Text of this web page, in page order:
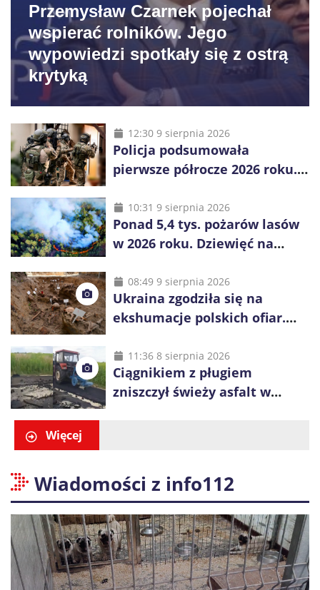
Przemysław Czarnek pojechał
wspierać rolników. Jego
wypowiedzi spotkały się z ostrą
krytyką
12:30 9 sierpnia 2026
Policja podsumowała
pierwsze półrocze 2026 roku.
zabezpieczonych narkotyków
10:31 9 sierpnia 2026
Ponad 5,4 tys. pożarów lasów
w 2026 roku. Dziewięć na
08:49 9 sierpnia 2026
Ukraina zgodziła się na
ekshumacje polskich ofiar.
i Ugły
11:36 8 sierpnia 2026
Ciągnikiem z pługiem
zniszczył świeży asfalt w
Więcej
Wiadomości z info112